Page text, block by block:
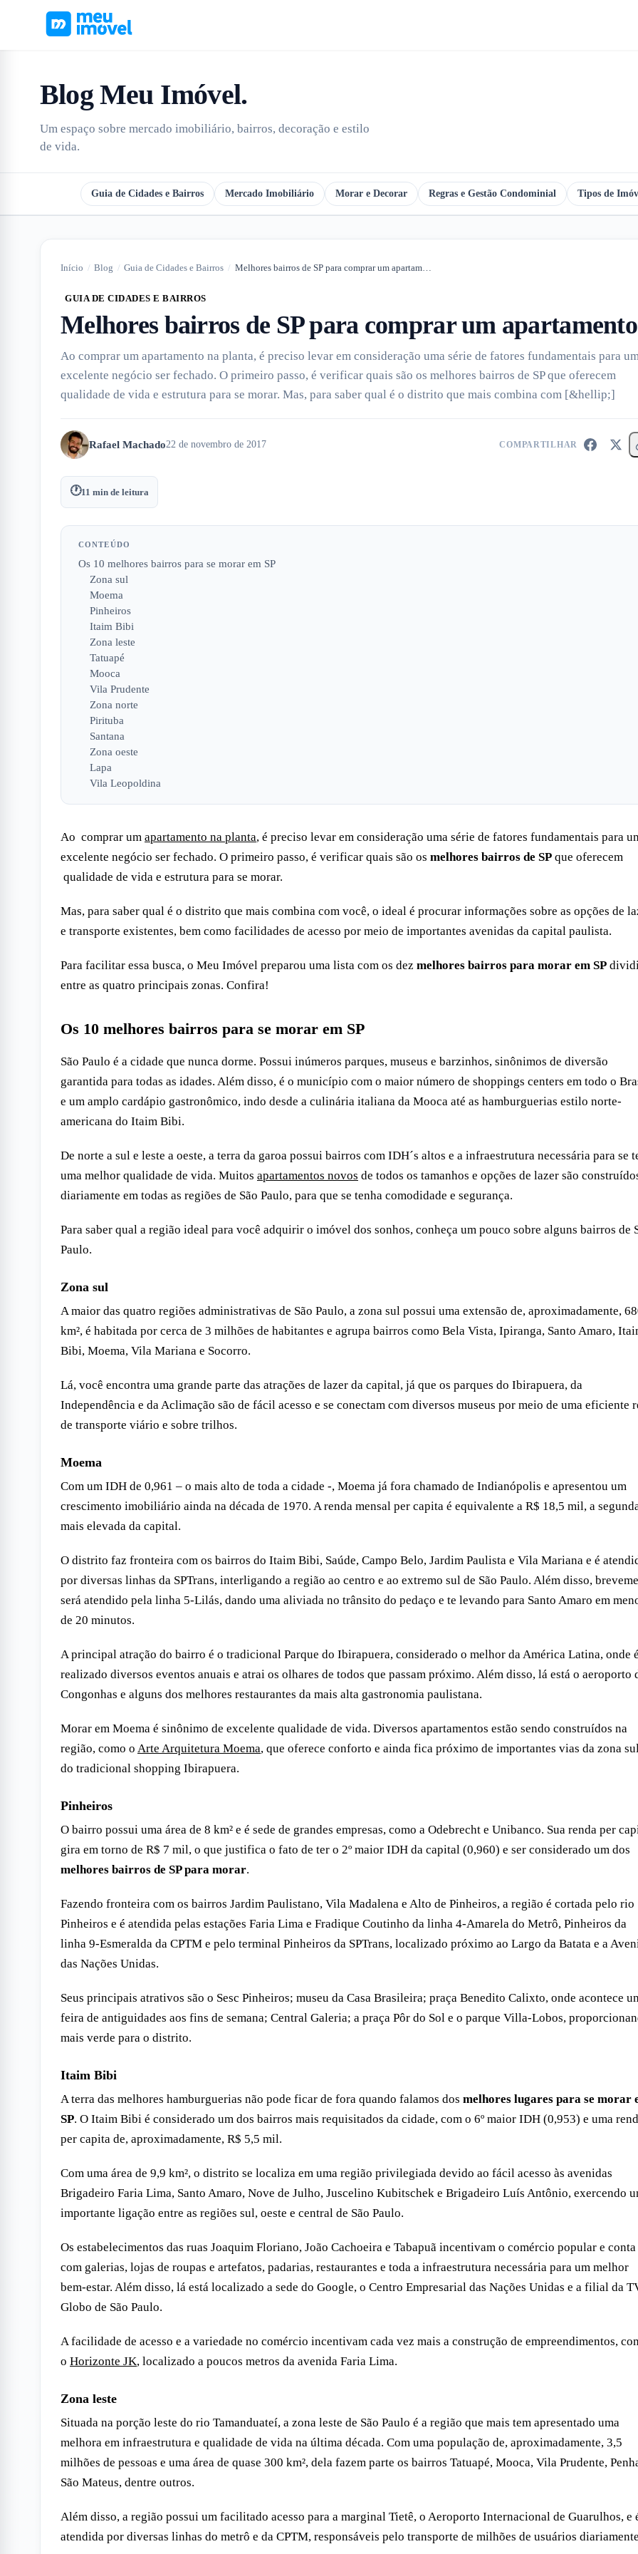
Blog Meu Imóvel.
Um espaço sobre mercado imobiliário, bairros, decoração e estilo
de vida.
Guia de Cidades e Bairros Mercado Imobiliário Morar e Decorar Regras e Gestão Condominial Tipos de
Início / Blog / Guia de Cidades e Bairros / Melhores bairros de SP para comprar um apartamento
GUIA DE CIDADES E BAIRROS
Melhores bairros de SP para comprar um apartamento
Ao comprar um apartamento na planta, é preciso levar em consideração uma série de fatores fundamentais para
excelente negócio ser fechado. O primeiro passo, é verificar quais são os melhores bairros de SP que oferecem
qualidade de vida e estrutura para se morar. Mas, para saber qual é o distrito que mais combina com [&hellip;]
Rafael Machado22 de novembro de 2017 COMPARTILHAR
🕐11 min de leitura
CONTEÚDO
Os 10 melhores bairros para se morar em SP
Zona sul
Moema
Pinheiros
Itaim Bibi
Zona leste
Tatuapé
Mooca
Vila Prudente
Zona norte
Pirituba
Santana
Zona oeste
Lapa
Vila Leopoldina
Ao comprar um apartamento na planta, é preciso levar em consideração uma série de fatores fundamentais para
excelente negócio ser fechado. O primeiro passo, é verificar quais são os melhores bairros de SP que oferecem
qualidade de vida e estrutura para se morar.
Mas, para saber qual é o distrito que mais combina com você, o ideal é procurar informações sobre as opções de
e transporte existentes, bem como facilidades de acesso por meio de importantes avenidas da capital paulista.
Para facilitar essa busca, o Meu Imóvel preparou uma lista com os dez melhores bairros para morar em SP
entre as quatro principais zonas. Confira!
Os 10 melhores bairros para se morar em SP
São Paulo é a cidade que nunca dorme. Possui inúmeros parques, museus e barzinhos, sinônimos de diversão
garantida para todas as idades. Além disso, é o município com o maior número de shoppings centers em todo o
e um amplo cardápio gastronômico, indo desde a culinária italiana da Mooca até as hamburguerias estilo norte-
americana do Itaim Bibi.
De norte a sul e leste a oeste, a terra da garoa possui bairros com IDH´s altos e a infraestrutura necessária para se
uma melhor qualidade de vida. Muitos apartamentos novos de todos os tamanhos e opções de lazer são
diariamente em todas as regiões de São Paulo, para que se tenha comodidade e segurança.
Para saber qual a região ideal para você adquirir o imóvel dos sonhos, conheça um pouco sobre alguns bairros de
Paulo.
Zona sul
A maior das quatro regiões administrativas de São Paulo, a zona sul possui uma extensão de, aproximadamente,
km², é habitada por cerca de 3 milhões de habitantes e agrupa bairros como Bela Vista, Ipiranga, Santo Amaro,
Bibi, Moema, Vila Mariana e Socorro.
Lá, você encontra uma grande parte das atrações de lazer da capital, já que os parques do Ibirapuera, da
Independência e da Aclimação são de fácil acesso e se conectam com diversos museus por meio de uma eficiente
de transporte viário e sobre trilhos.
Moema
Com um IDH de 0,961 – o mais alto de toda a cidade -, Moema já fora chamado de Indianópolis e apresentou um
crescimento imobiliário ainda na década de 1970. A renda mensal per capita é equivalente a R$ 18,5 mil, a
mais elevada da capital.
O distrito faz fronteira com os bairros do Itaim Bibi, Saúde, Campo Belo, Jardim Paulista e Vila Mariana e é
por diversas linhas da SPTrans, interligando a região ao centro e ao extremo sul de São Paulo. Além disso,
será atendido pela linha 5-Lilás, dando uma aliviada no trânsito do pedaço e te levando para Santo Amaro em
de 20 minutos.
A principal atração do bairro é o tradicional Parque do Ibirapuera, considerado o melhor da América Latina, onde é
realizado diversos eventos anuais e atrai os olhares de todos que passam próximo. Além disso, lá está o aeroporto
Congonhas e alguns dos melhores restaurantes da mais alta gastronomia paulistana.
Morar em Moema é sinônimo de excelente qualidade de vida. Diversos apartamentos estão sendo construídos na
região, como o Arte Arquitetura Moema, que oferece conforto e ainda fica próximo de importantes vias da zona
do tradicional shopping Ibirapuera.
Pinheiros
O bairro possui uma área de 8 km² e é sede de grandes empresas, como a Odebrecht e Unibanco. Sua renda per
gira em torno de R$ 7 mil, o que justifica o fato de ter o 2º maior IDH da capital (0,960) e ser considerado um dos
melhores bairros de SP para morar.
Fazendo fronteira com os bairros Jardim Paulistano, Vila Madalena e Alto de Pinheiros, a região é cortada pelo rio
Pinheiros e é atendida pelas estações Faria Lima e Fradique Coutinho da linha 4-Amarela do Metrô, Pinheiros da
linha 9-Esmeralda da CPTM e pelo terminal Pinheiros da SPTrans, localizado próximo ao Largo da Batata e a
das Nações Unidas.
Seus principais atrativos são o Sesc Pinheiros; museu da Casa Brasileira; praça Benedito Calixto, onde acontece
feira de antiguidades aos fins de semana; Central Galeria; a praça Pôr do Sol e o parque Villa-Lobos,
mais verde para o distrito.
Itaim Bibi
A terra das melhores hamburguerias não pode ficar de fora quando falamos dos melhores lugares para se morar
SP. O Itaim Bibi é considerado um dos bairros mais requisitados da cidade, com o 6º maior IDH (0,953) e uma
per capita de, aproximadamente, R$ 5,5 mil.
Com uma área de 9,9 km², o distrito se localiza em uma região privilegiada devido ao fácil acesso às avenidas
Brigadeiro Faria Lima, Santo Amaro, Nove de Julho, Juscelino Kubitschek e Brigadeiro Luís Antônio, exercendo
importante ligação entre as regiões sul, oeste e central de São Paulo.
Os estabelecimentos das ruas Joaquim Floriano, João Cachoeira e Tabapuã incentivam o comércio popular e conta
com galerias, lojas de roupas e artefatos, padarias, restaurantes e toda a infraestrutura necessária para um melhor
bem-estar. Além disso, lá está localizado a sede do Google, o Centro Empresarial das Nações Unidas e a filial da
Globo de São Paulo.
A facilidade de acesso e a variedade no comércio incentivam cada vez mais a construção de empreendimentos,
o Horizonte JK, localizado a poucos metros da avenida Faria Lima.
Zona leste
Situada na porção leste do rio Tamanduateí, a zona leste de São Paulo é a região que mais tem apresentado uma
melhora em infraestrutura e qualidade de vida na última década. Com uma população de, aproximadamente, 3,5
milhões de pessoas e uma área de quase 300 km², dela fazem parte os bairros Tatuapé, Mooca, Vila Prudente,
São Mateus, dentre outros.
Além disso, a região possui um facilitado acesso para a marginal Tietê, o Aeroporto Internacional de Guarulhos, e
atendida por diversas linhas do metrô e da CPTM, responsáveis pelo transporte de milhões de usuários